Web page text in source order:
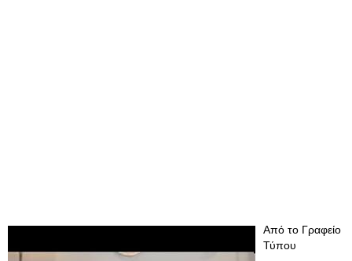
Από το Γραφείο
Τύπου